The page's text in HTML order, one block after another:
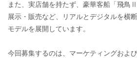
また、実店舗を持たず、豪華客船「飛
展示・販売など、リアルとデジタルを横
モデルを展開しています。
今回募集するのは、マーケティングおよ